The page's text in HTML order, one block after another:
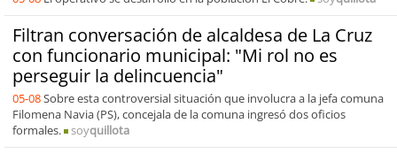
Filtran conversación de alcaldesa de La Cruz
con funcionario municipal: "Mi rol no es
perseguir la delincuencia"
05-08Sobre esta controversial situación que involucra a la jefa comuna
Filomena Navia (PS), concejala de la comuna ingresó dos oficios
formales.
soyquillota